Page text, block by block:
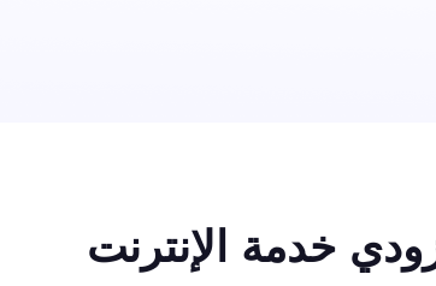
خدمة الإنترنت